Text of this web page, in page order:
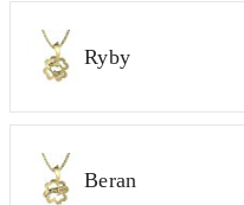
Ryby
Beran